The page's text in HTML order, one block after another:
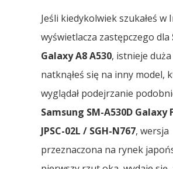
Jeśli kiedykolwiek szukałeś w
wyświetlacza zastępczego dla
Galaxy A8 A530, istnieje duża
natknąłeś się na inny model,
wyglądał podejrzanie
Samsung SM-A530D Galaxy
JPSC-02L / SGH-N767, wersja
przeznaczona na rynek